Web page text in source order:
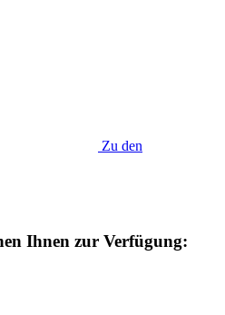
Zu den
Ihnen zur Verfügung: